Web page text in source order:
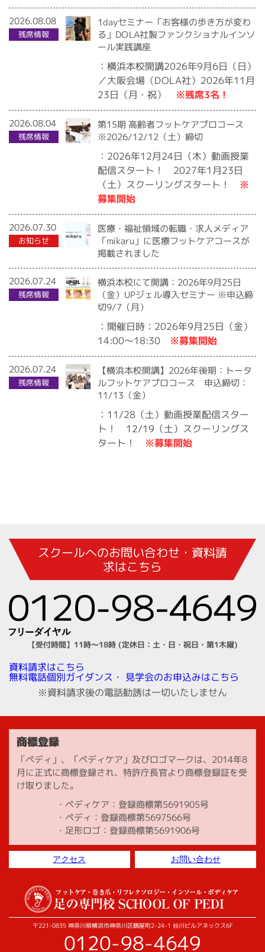
2026.08.08
残席情報
1dayセミナー「お客様の歩き方が変わ
る」DOLA社製ファンクショナルインソ
ール実践講座
：横浜本校開講2026年9月6日（日）
／大阪会場（DOLA社）2026年11月
23日（月・祝） ※残席3名！
2026.08.04
残席情報
第15期 高齢者フットケアプロコース
※2026/12/12（土）締切
：2026年12月24日（木）動画授業
配信スタート！ 2027年1月23日
（土）スクーリングスタート！ ※
募集開始
2026.07.30
お知らせ
医療・福祉領域の転職・求人メディア
「mikaru」に医療フットケアコースが
掲載されました
2026.07.24
残席情報
横浜本校にて開講：2026年9月25日
（金）UPジェル導入セミナー ※申込締
切9/7（月）
：開催日時：2026年9月25日（金）
14:00〜18:30 ※募集開始
2026.07.24
残席情報
【横浜本校開講】2026年後期：トータ
ルフットケアプロコース 申込締切：
11/13（金）
：11/28（土）動画授業配信スター
ト！ 12/19（土）スクーリングス
タート！ ※募集開始
スクールへのお問い合わせ・資料請
求はこちら
【受付時間】11時～18時 (定休日：土・日・祝日・第1木曜)
資料請求はこちら
無料電話個別ガイダンス・ 見学会のお申込みはこちら
※資料請求後の電話勧誘は一切いたしません
商標登録
「ペディ」、「ペディケア」及びロゴマークは、2014年8
月に正式に商標登録され、特許庁長官より商標登録証を受
け取りました。
ペディケア：登録商標第5691905号
ペディ：登録商標第5697566号
足形ロゴ：登録商標第5691906号
アクセス お問い合わせ
〒221-0835 神奈川県横浜市神奈川区鶴屋町2-24-1 谷川ビルアネックス6F
0120-98-4649